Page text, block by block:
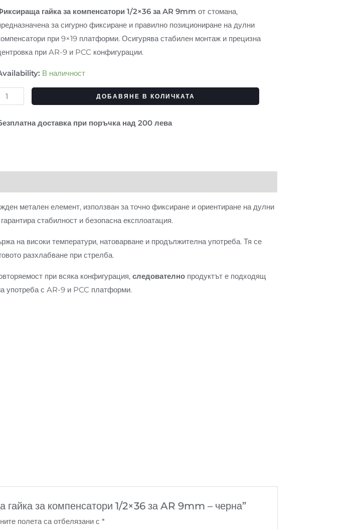
гайка за компенсатори 1/2×36 за AR 9mm от стомана,
за сигурно фиксиране и правилно позициониране на дулни
при 9×19 платформи. Осигурява стабилен монтаж и прецизна
при AR-9 и PCC конфигурации.
В наличност
2x36
черна
ДОБАВЯНЕ В КОЛИЧКАТА
доставка при поръчка над 200 лева
метален елемент, използван за точно фиксиране и ориентиране на дулни
стабилност и безопасна експлоатация.
на високи температури, натоварване и продължителна употреба. Тя се
разхлабване при стрелба.
при всяка конфигурация,следователно продуктът е подходящ
употреба с AR-9 и PCC платформи.
за компенсатори 1/2×36 за AR 9mm – черна”
полета са отбелязани с*